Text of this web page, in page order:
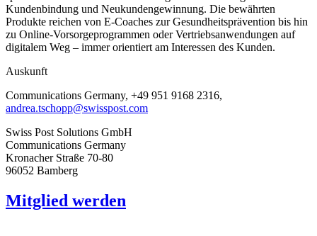
Kundenbindung und Neukundengewinnung. Die bewährten
Produkte reichen von E-Coaches zur Gesundheitsprävention bis hin
zu Online-Vorsorgeprogrammen oder Vertriebsanwendungen auf
digitalem Weg – immer orientiert am Interessen des Kunden.
Auskunft
Communications Germany, +49 951 9168 2316,
andrea.tschopp@swisspost.com
Swiss Post Solutions GmbH
Communications Germany
Kronacher Straße 70-80
96052 Bamberg
Mitglied werden